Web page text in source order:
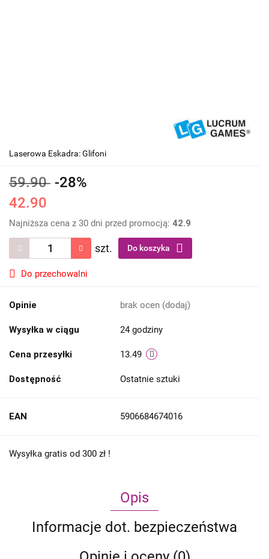
Laserowa Eskadra: Glifoni
59.90 -28%
42.90
Najniższa cena z 30 dni przed promocją: 42.9
szt. Do koszyka
Do przechowalni
Opinie brak ocen (dodaj)
Wysyłka w ciągu 24 godziny
Cena przesyłki 13.49
Dostępność Ostatnie sztuki
EAN 5906684674016
Wysyłka gratis od 300 zł !
Opis
Informacje dot. bezpieczeństwa